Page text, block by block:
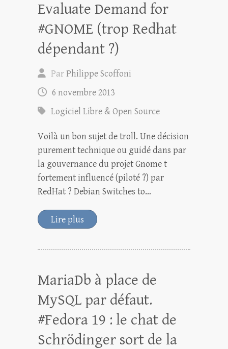
Evaluate Demand for
#GNOME (trop Redhat
dépendant ?)
ParPhilippe Scoffoni
6 novembre 2013
Logiciel Libre & Open Source
Voilà un bon sujet de troll. Une décision
purement technique ou guidé dans par
la gouvernance du projet Gnome t
fortement influencé (piloté ?) par
RedHat ? Debian Switches to…
Lire plus
MariaDb à place de
MySQL par défaut.
#Fedora 19 : le chat de
Schrödinger sort de la